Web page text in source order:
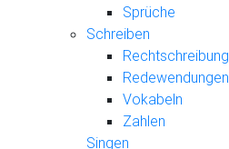
Sprüche
Schreiben
Rechtschreibung
Redewendungen
Vokabeln
Zahlen
Singen